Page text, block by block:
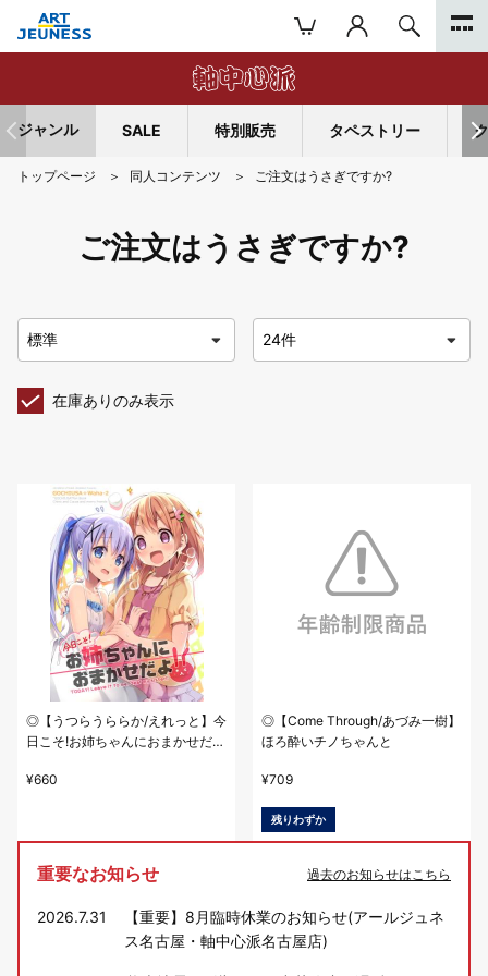
ジャンル SALE 特別販売 タペストリー
トップページ 同人コンテンツ ご注文はうさぎですか?
ご注文はうさぎですか?
在庫ありのみ表示
◎【うつらうららか/えれっと】今
日こそ!お姉ちゃんにおまかせだ
¥660
◎【Come Through/あづみ一樹】
ほろ酔いチノちゃんと
¥709
残りわずか
重要なお知らせ 過去のお知らせはこちら
2026.7.31
【重要】8月臨時休業のお知らせ(アールジュネ
ス名古屋・軸中心派名古屋店)